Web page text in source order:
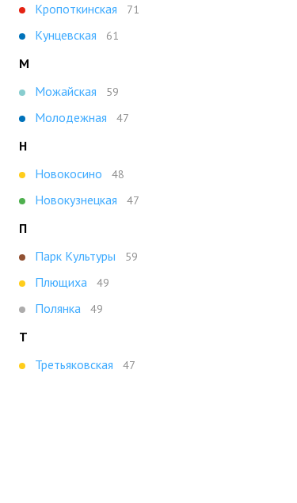
Кропоткинская
71
Кунцевская 61
М
Можайская
59
Молодежная 47
Н
Новокосино
48
Новокузнецкая 47
П
Парк Культуры
59
Плющиха 49
Полянка 49
Т
Третьяковская
47